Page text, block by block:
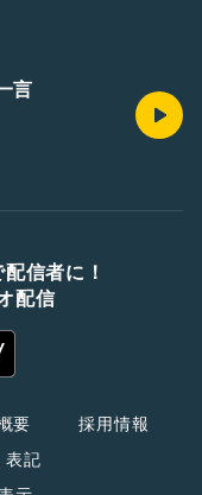
言
信者に！
配信
要
採用情報
表記